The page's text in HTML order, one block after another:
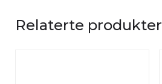
Relaterte produkter